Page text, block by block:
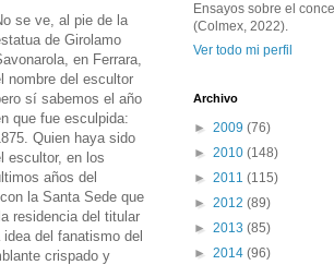
se ve, al pie de la
de Girolamo
en Ferrara,
nombre del escultor
sí sabemos el año
que fue esculpida:
Quien haya sido
escultor, en los
años del
la Santa Sede que
residencia del titular
del fanatismo del
crispado y
Ensayos sobre el
(Colmex, 2022).
Ver todo mi perfil
Archivo
► 2009 (76)
► 2010 (148)
► 2011 (115)
► 2012 (89)
► 2013 (85)
► 2014 (96)